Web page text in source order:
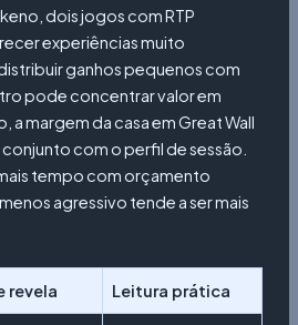
dois jogos com RTP
experiências muito
ganhos pequenos com
pode concentrar valor em
a margem da casa em Great Wall
com o perfil de sessão.
tempo com orçamento
agressivo tende a ser mais
revela Leitura prática